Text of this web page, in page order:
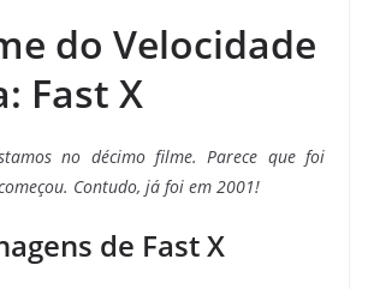
do Velocidade
Fast X
no décimo filme. Parece que foi
Contudo, já foi em 2001!
de Fast X